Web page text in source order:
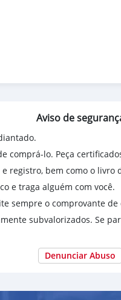
Aviso de
comprá-lo. Peça
registro, bem como o livro
e traga alguém com você.
sempre o comprovante
subvalorizados. Se
Denunciar Abuso